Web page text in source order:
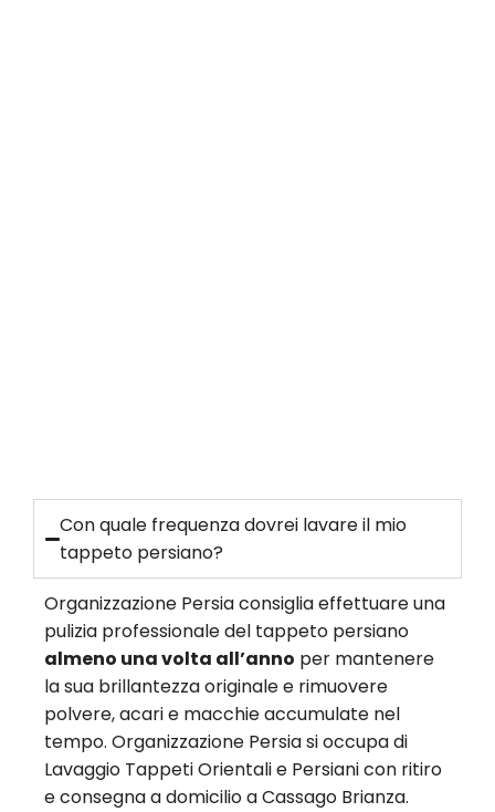
Con quale frequenza dovrei lavare il mio
tappeto persiano?
Organizzazione Persia consiglia effettuare una
pulizia professionale del tappeto persiano
almeno una volta all’anno per mantenere
la sua brillantezza originale e rimuovere
polvere, acari e macchie accumulate nel
tempo. Organizzazione Persia si occupa di
Lavaggio Tappeti Orientali e Persiani con ritiro
e consegna a domicilio a Cassago Brianza.